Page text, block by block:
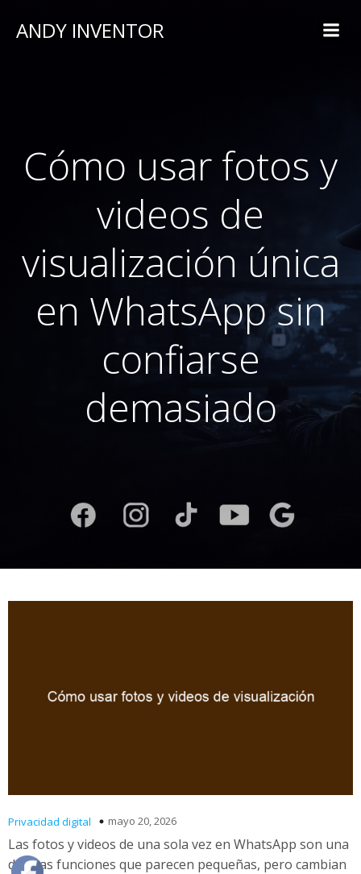
ANDY INVENTOR
Cómo usar fotos y
videos de
visualización única
en WhatsApp sin
confiarse
demasiado
Privacidad digital mayo 20, 2026
Las fotos y videos de una sola vez en WhatsApp son una
de esas funciones que parecen pequeñas, pero cambian